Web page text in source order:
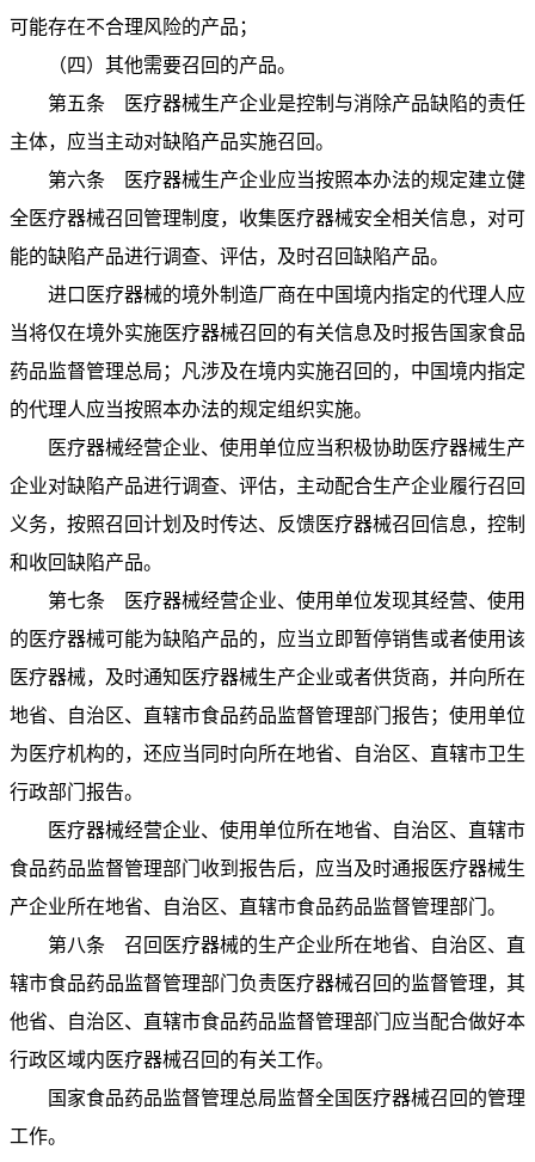
可能存在不合理风险的产品；
（四）其他需要召回的产品。
第五条 医疗器械生产企业是控制与消除产品缺陷的责任
主体，应当主动对缺陷产品实施召回。
第六条 医疗器械生产企业应当按照本办法的规定建立健
全医疗器械召回管理制度，收集医疗器械安全相关信息，对可
能的缺陷产品进行调查、评估，及时召回缺陷产品。
进口医疗器械的境外制造厂商在中国境内指定的代理人应
当将仅在境外实施医疗器械召回的有关信息及时报告国家食品
药品监督管理总局；凡涉及在境内实施召回的，中国境内指定
的代理人应当按照本办法的规定组织实施。
医疗器械经营企业、使用单位应当积极协助医疗器械生产
企业对缺陷产品进行调查、评估，主动配合生产企业履行召回
义务，按照召回计划及时传达、反馈医疗器械召回信息，控制
和收回缺陷产品。
第七条 医疗器械经营企业、使用单位发现其经营、使用
的医疗器械可能为缺陷产品的，应当立即暂停销售或者使用该
医疗器械，及时通知医疗器械生产企业或者供货商，并向所在
地省、自治区、直辖市食品药品监督管理部门报告；使用单位
为医疗机构的，还应当同时向所在地省、自治区、直辖市卫生
行政部门报告。
医疗器械经营企业、使用单位所在地省、自治区、直辖市
食品药品监督管理部门收到报告后，应当及时通报医疗器械生
产企业所在地省、自治区、直辖市食品药品监督管理部门。
第八条 召回医疗器械的生产企业所在地省、自治区、直
辖市食品药品监督管理部门负责医疗器械召回的监督管理，其
他省、自治区、直辖市食品药品监督管理部门应当配合做好本
行政区域内医疗器械召回的有关工作。
国家食品药品监督管理总局监督全国医疗器械召回的管理
工作。